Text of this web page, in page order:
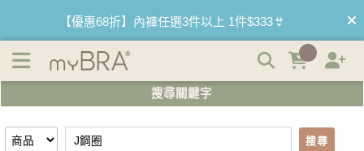
【優惠68折】內褲任選3件以上 1件$333👙
【買內衣免運費】台灣滿1200運費0元🚛
【首購優惠】新客最高可折$150再免運❗
【夏日滿額贈】把衣物壓縮收納袋回家 🌞
搜尋關鍵字
搜尋